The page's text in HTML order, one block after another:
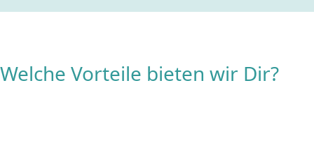
Welche Vorteile bieten wir Dir?